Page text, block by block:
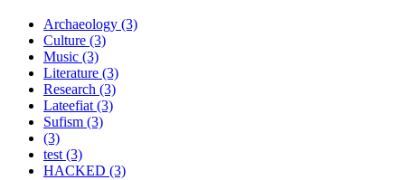
Archaeology (3)
Culture (3)
Music (3)
Literature (3)
Research (3)
Lateefiat (3)
Sufism (3)
(3)
test (3)
HACKED (3)